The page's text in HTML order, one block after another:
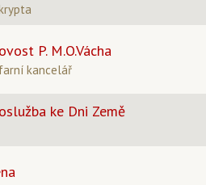
P. M.O.Vácha
farní kancelář
ke Dni Země